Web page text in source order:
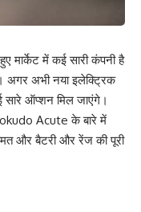
मार्केट में कई सारी कंपनी है
अगर अभी नया इलेक्ट्रिक
ऑप्शन मिल जाएंगे।
Acute के बारे में
और बैटरी और रेंज की पूरी